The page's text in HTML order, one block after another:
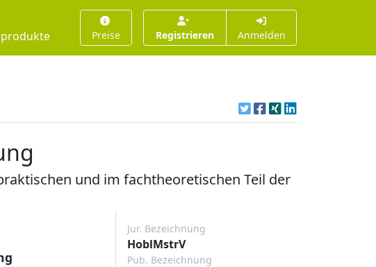
Preise Registrieren Anmelden
und im fachtheoretischen Teil der
Jur. Bezeichnung
HoblMstrV
Pub. Bezeichnung